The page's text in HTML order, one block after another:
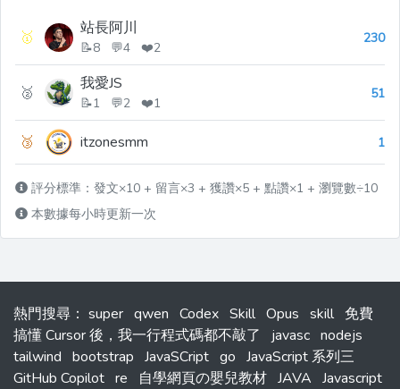
🥇 站長阿川
📝8 💬4 ❤️2
230
🥈 我愛JS
📝1 💬2 ❤️1
51
🥉 itzonesmm 1
評分標準：發文×10 + 留言×3 + 獲讚×5 + 點讚×1 + 瀏覽數÷10
本數據每小時更新一次
熱門搜尋 ： super qwen Codex Skill Opus skill 免費
搞懂 Cursor 後，我一行程式碼都不敲了
javasc nodejs
tailwind bootstrap JavaSCript go JavaScript 系列三
GitHub Copilot re 自學網頁の嬰兒教材 JAVA Javascript